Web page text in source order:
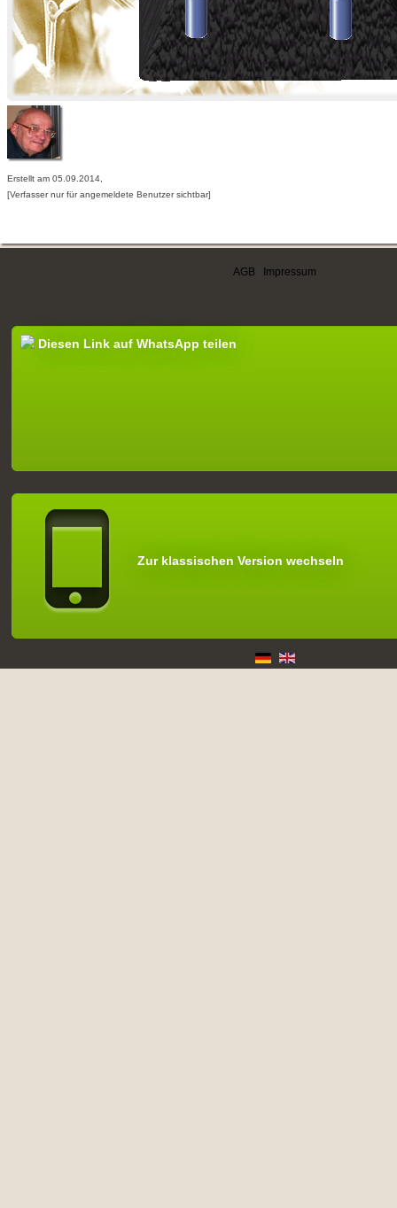
Erstellt am 05.09.2014,
[Verfasser nur für angemeldete Benutzer sichtbar]
AGB Impressum
Diesen Link auf WhatsApp teilen
Zur klassischen Version wechseln